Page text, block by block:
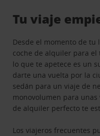
Tu viaje
Desde el momento de tu
coche de alquiler para el
lo que te apetece es un
darte una vuelta por la
sedán para un viaje de
monovolumen para unas
de alquiler perfecto te
Los viajeros frecuentes